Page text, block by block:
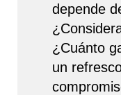
depende
¿Cuánto
un